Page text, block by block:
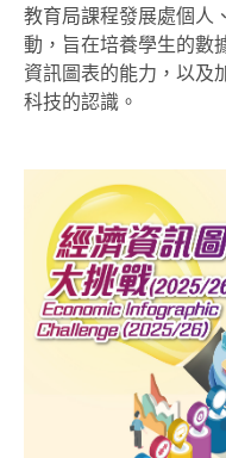
教育局課程發展處個人
動 ， 旨在培養學生的數
資訊圖表的能力，以及
科技的認識。